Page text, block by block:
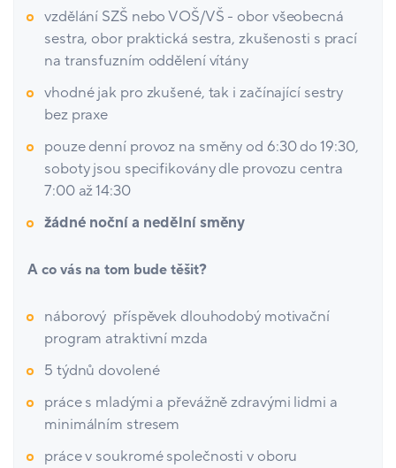
vzdělání SZŠ nebo VOŠ/VŠ - obor všeobecná
sestra, obor praktická sestra, zkušenosti s prací
na transfuzním oddělení vítány
vhodné jak pro zkušené, tak i začínající sestry
bez praxe
pouze denní provoz na směny od 6:30 do 19:30,
soboty jsou specifikovány dle provozu centra
7:00 až 14:30
žádné noční a nedělní směny
A co vás na tom bude těšit?
náborový příspěvek dlouhodobý motivační
program atraktivní mzda
5 týdnů dovolené
práce s mladými a převážně zdravými lidmi a
minimálním stresem
práce v soukromé společnosti v oboru